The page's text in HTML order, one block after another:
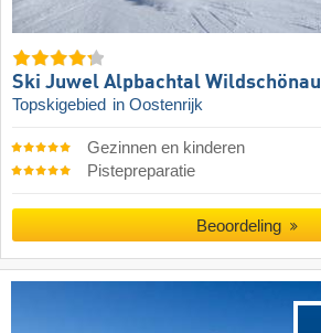
Ski Juwel Alpbachtal Wildschönau
Topskigebied in Oostenrijk
Gezinnen en kinderen
Pistepreparatie
Beoordeling